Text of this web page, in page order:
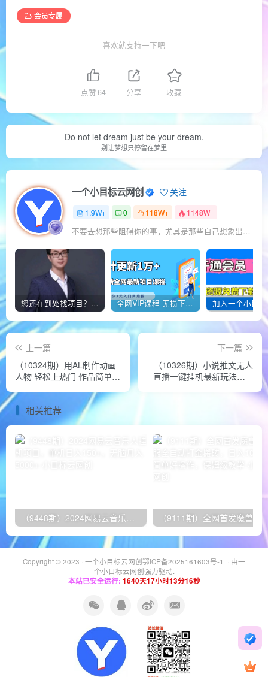
会员专属
喜欢就支持一下吧
点赞64 分享 收藏
Do not let dream just be your dream.
别让梦想只停留在梦里
一个小目标云网创 关注
1.9W+ 0 118W+ 1148W+
不要去想那些阻碍你的事，尤其是那些自己想象出来的事
您还在到处找项目？还在当韭菜？我靠经营“一个小目标网创商城”年入百W+，曾经我也负债累累! 全网VIP课程 无损下载~
上一篇
（10324期）用AL制作动画
人物 轻松上热门 作品简单好
下一篇
（10326期）小说推文无人
直播一键挂机最新玩法，AI
1000+
相关推荐
Copyright © 2023 · 一个小目标云网创鄂ICP备2025161603号-1 · 由一
个小目标云网创强力驱动.
本站已安全运行: 1640天17小时13分16秒